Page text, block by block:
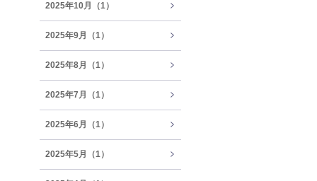
2025年10月（1）
2025年9月（1）
2025年8月（1）
2025年7月（1）
2025年6月（1）
2025年5月（1）